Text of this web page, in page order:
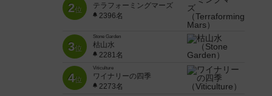
2位
テラフォーミングマーズ
2396名
3位
Stone Garden
枯山水
2281名
4位
Viticulture
ワイナリーの四季
2273名